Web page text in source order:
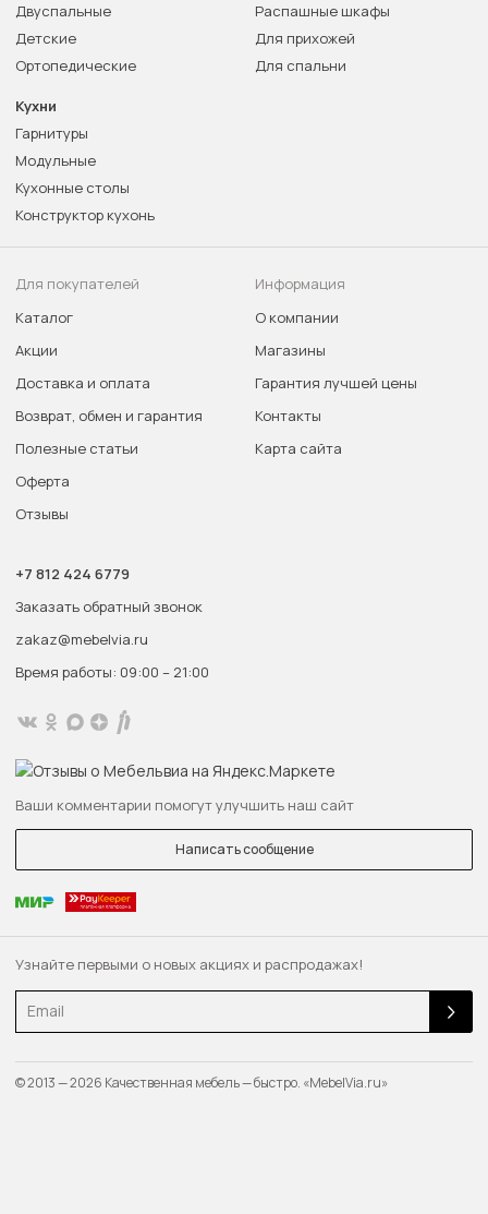
Узнайте первыми о новых акциях и распродажах!
Email
Двуспальные
Детские
Ортопедические
Распашные шкафы
Для прихожей
Для спальни
Кухни
Гарнитуры
Модульные
Кухонные столы
Конструктор кухонь
Для покупателей
Каталог
Акции
Доставка и оплата
Возврат, обмен и гарантия
Полезные статьи
Оферта
Отзывы
Информация
О компании
Магазины
Гарантия лучшей цены
Контакты
Карта сайта
+7 812 424 6779
Заказать обратный звонок
zakaz@mebelvia.ru
Время работы: 09:00 – 21:00
Ваши комментарии помогут улучшить наш сайт
Написать сообщение
© 2013 — 2026 Качественная мебель — быстро. «MebelVia.ru»